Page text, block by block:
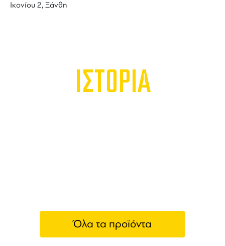
Ικονίου 2, Ξάνθη
ΙΣΤΟΡΙΑ
Όλα τα προϊόντα